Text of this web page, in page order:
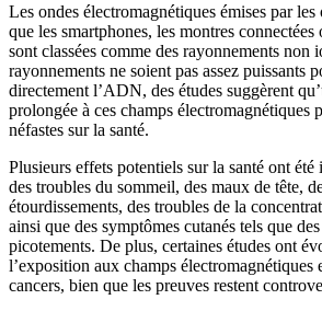
Les ondes électromagnétiques émises par les
que les smartphones, les montres
sont classées comme des rayonnements non
rayonnements ne soient pas assez puissants
directement l’ADN, des études suggèrent
prolongée à ces champs électromagnétiques
néfastes sur la santé.
Plusieurs effets potentiels sur la santé ont
des troubles du sommeil, des maux de tête,
étourdissements, des troubles de la
ainsi que des symptômes cutanés tels que
picotements. De plus, certaines études ont
l’exposition aux champs électromagnétiques
cancers, bien que les preuves restent